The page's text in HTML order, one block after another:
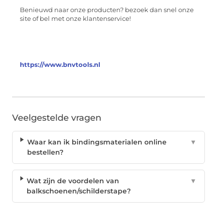
Benieuwd naar onze producten? bezoek dan snel onze
site of bel met onze klantenservice!
https://www.bnvtools.nl
Veelgestelde vragen
Waar kan ik bindingsmaterialen online
bestellen?
▼
Wat zijn de voordelen van
balkschoenen/schilderstape?
▼